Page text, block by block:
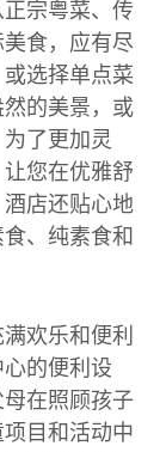
宗粤菜、传
食，应有尽
选择单点菜
的美景，或
了更加灵
您在优雅舒
店还贴心地
、纯素食和
欢乐和便利
的便利设
在照顾孩子
目和活动中